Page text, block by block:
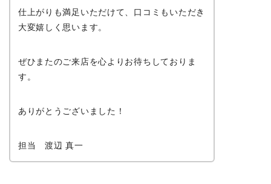
仕上がりも満足いただけて、口コミもいただき
大変嬉しく思います。
ぜひまたのご来店を心よりお待ちしておりま
す。
ありがとうございました！
担当 渡辺 真一